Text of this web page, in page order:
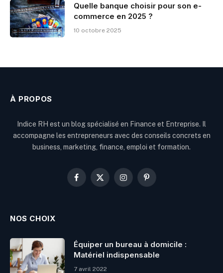
Quelle banque choisir pour son e-
commerce en 2025 ?
10 octobre 2025
À PROPOS
Indice RH est un blog spécialisé en Finance et Entreprise. Il
accompagne les entrepreneurs avec des conseils concrets en
business, marketing, finance, emploi et formation.
Facebook
X
InstagramPinterest
NOS CHOIX
Équiper un bureau à domicile :
Matériel indispensable
7 avril 2022